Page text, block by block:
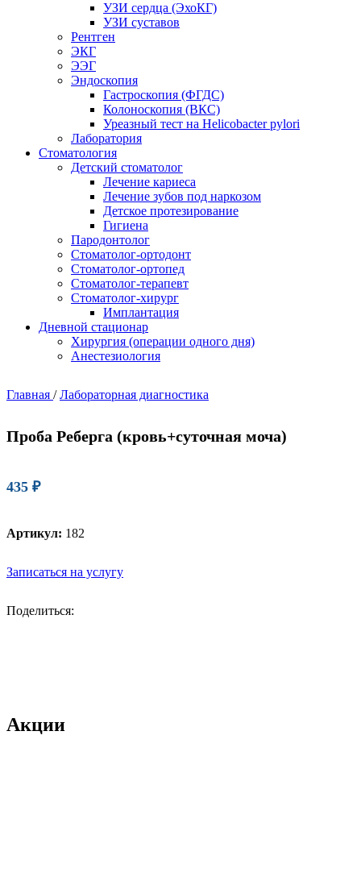
УЗИ сердца (ЭхоКГ)
УЗИ суставов
Рентген
ЭКГ
ЭЭГ
Эндоскопия
Гастроскопия (ФГДС)
Колоноскопия (ВКС)
Уреазный тест на Helicobacter pylori
Лаборатория
Стоматология
Детский стоматолог
Лечение кариеса
Лечение зубов под наркозом
Детское протезирование
Гигиена
Пародонтолог
Стоматолог-ортодонт
Стоматолог-ортопед
Стоматолог-терапевт
Стоматолог-хирург
Имплантация
Дневной стационар
Хирургия (операции одного дня)
Анестезиология
Главная / Лабораторная диагностика
Проба Реберга (кровь+суточная моча)
435 ₽
Артикул: 182
Записаться на услугу
Поделиться:
Акции